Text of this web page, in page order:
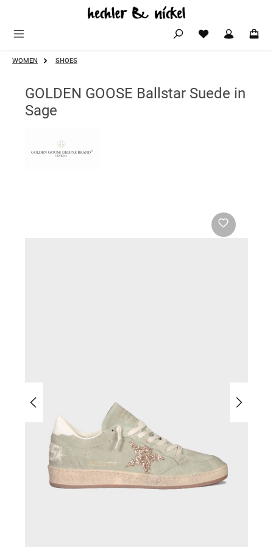
Zum Hauptinhalt springen
WOMEN SHOES
GOLDEN GOOSE Ballstar Suede in
Sage